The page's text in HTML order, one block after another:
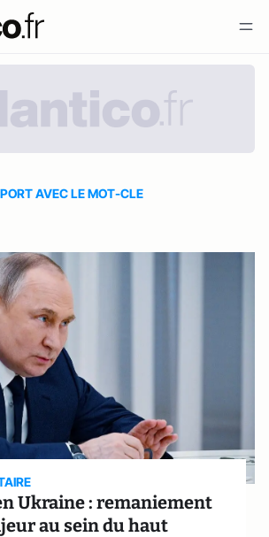
AVEC LE MOT-CLE
Ukraine : remaniement
au sein du haut